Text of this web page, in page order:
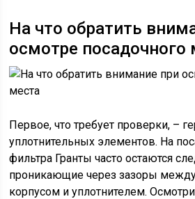
На что обратить
осмотре посадочного
Первое, что требует проверки, –
уплотнительных элементов. На
фильтра Гранты часто остаются
проникающие через зазоры
корпусом и уплотнителем.